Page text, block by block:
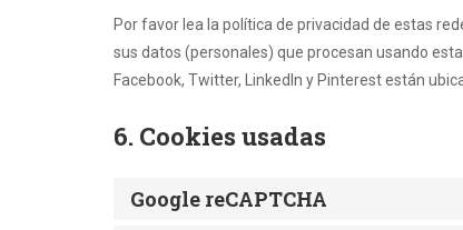
Por favor lea la política de privacidad de estas
sus datos (personales) que procesan usando
Facebook, Twitter, LinkedIn y Pinterest están
6. Cookies usadas
Google reCAPTCHA